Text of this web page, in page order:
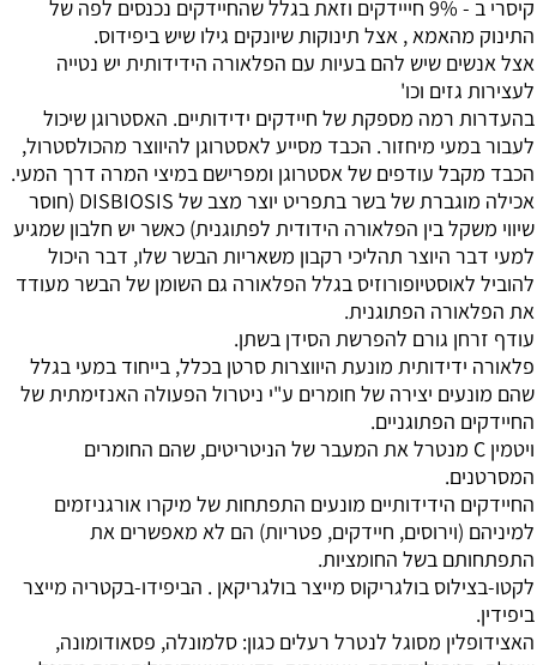
קיסרי ב - 9% חייידקים וזאת בגלל שהחיידקים נכנסים לפה של
התינוק מהאמא , אצל תינוקות שיונקים גילו שיש ביפידוס.
אצל אנשים שיש להם בעיות עם הפלאורה הידידותית יש נטייה
לעצירות גזים וכו'
בהעדרות רמה מספקת של חיידקים ידידותיים. האסטרוגן שיכול
לעבור במעי מיחזור. הכבד מסייע לאסטרוגן להיווצר מהכולסטרול,
הכבד מקבל עודפים של אסטרוגן ומפרישם במיצי המרה דרך המעי.
אכילה מוגברת של בשר בתפריט יוצר מצב של DISBIOSIS (חוסר
שיווי משקל בין הפלאורה הידודית לפתוגנית) כאשר יש חלבון שמגיע
למעי דבר היוצר תהליכי רקבון משאריות הבשר שלו, דבר היכול
להוביל לאוסטיופורוזיס בגלל הפלאורה גם השומן של הבשר מעודד
את הפלאורה הפתוגנית.
עודף זרחן גורם להפרשת הסידן בשתן.
פלאורה ידידותית מונעת היווצרות סרטן בכלל, בייחוד במעי בגלל
שהם מונעים יצירה של חומרים ע"י ניטרול הפעולה האנזימתית של
החיידקים הפתוגניים.
ויטמין C מנטרל את המעבר של הניטריטים, שהם החומרים
המסרטנים.
החיידקים הידידותיים מונעים התפתחות של מיקרו אורגניזמים
למיניהם (וירוסים, חיידקים, פטריות) הם לא מאפשרים את
התפתחותם בשל החומציות.
לקטו-בצילוס בולגריקוס מייצר בולגריקאן . הביפידו-בקטריה מייצר
ביפידין.
האצידופלין מסוגל לנטרל רעלים כגון: סלמונלה, פסאודומונה,